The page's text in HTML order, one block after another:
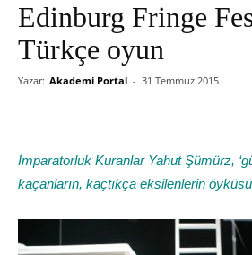
Edinburg Fringe
Türkçe oyun
Yazar: Akademi Portal - 31 Temmuz 2015
İmparatorluk Kuranlar Yahut Şümürz,
kaçanların, kaçtıkça eksilenlerin